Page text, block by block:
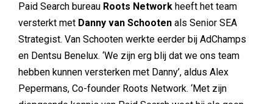
Paid Search bureau Roots Network heeft het team
versterkt met Danny van Schooten als Senior SEA
Strategist. Van Schooten werkte eerder bij AdChamps
en Dentsu Benelux. ‘We zijn erg blij dat we ons team
hebben kunnen versterken met Danny’, aldus Alex
Pepermans, Co-founder Roots Network. ‘Met zijn